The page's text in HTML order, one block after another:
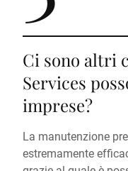
Ci sono altri
Services
imprese?
La manutenzione
estremamente